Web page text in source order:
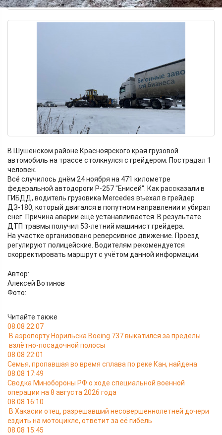
В Шушенском районе Красноярского края грузовой
автомобиль на трассе столкнулся с грейдером. Пострадал 1
человек.
Всё случилось днём 24 ноября на 471 километре
федеральной автодороги Р-257 "Енисей". Как рассказали в
ГИБДД, водитель грузовика Mercedes въехал в грейдер
ДЗ-180, который двигался в попутном направлении и убирал
снег. Причина аварии ещё устанавливается. В результате
ДТП травмы получил 53-летний машинист грейдера.
На участке организовано реверсивное движение. Проезд
регулируют полицейские. Водителям рекомендуется
скорректировать маршрут с учётом данной информации.
Автор:
Алексей Вотинов
Фото:
Читайте также
08.08 22:07
В аэропорту Норильска Boeing 737 выкатился за пределы
взлётно-посадочной полосы
08.08 22:01
Семья, пропавшая во время сплава по реке Кан, найдена
08.08 17:49
Сводка Минобороны РФ о ходе специальной военной
операции на 8 августа 2026 года
08.08 16:10
В Хакасии отец, разрешавший несовершеннолетней дочери
ездить на мотоцикле, ответит за её гибель
08.08 15:45